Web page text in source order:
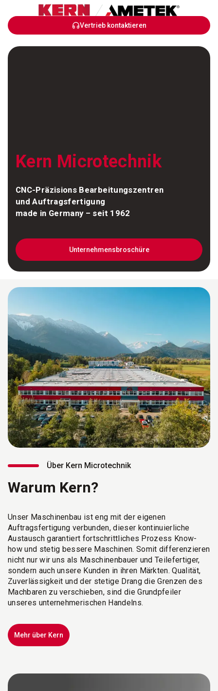
Skip
to
Main
Content
Vertrieb kontaktieren
Kern Microtechnik
CNC-Präzisions Bearbeitungszentren
und Auftragsfertigung
made in Germany – seit 1962
Unternehmensbroschüre
Über Kern Microtechnik
Warum Kern?
Unser Maschinenbau ist eng mit der eigenen
Auftragsfertigung verbunden, dieser kontinuierliche
Austausch garantiert fortschrittliches Prozess Know-
how und stetig bessere Maschinen. Somit differenzieren
nicht nur wir uns als Maschinenbauer und Teilefertiger,
sondern auch unsere Kunden in ihren Märkten. Qualität,
Zuverlässigkeit und der stetige Drang die Grenzen des
Machbaren zu verschieben, sind die Grundpfeiler
unseres unternehmerischen Handelns.
Mehr über Kern